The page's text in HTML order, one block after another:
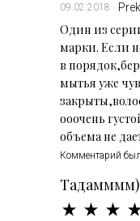
09.02.2018
Один из
марки. Если
в
мытья уже
ооочень
объема не
Комментарий